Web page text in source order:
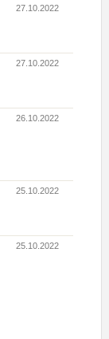
27.10.2022
27.10.2022
26.10.2022
25.10.2022
25.10.2022